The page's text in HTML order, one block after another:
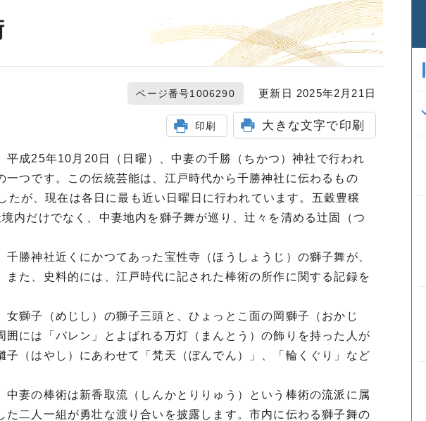
ページ番号1006290 更新日 2025年2月21日
印刷 大きな文字で印刷
成25年10月20日（日曜）、中妻の千勝（ちかつ）神社で行われ
つです。この伝統芸能は、江戸時代から千勝神社に伝わるもの
が、現在は各日に最も近い日曜日に行われています。五穀豊穣
内だけでなく、中妻地内を獅子舞が巡り、辻々を清める辻固（つ
勝神社近くにかつてあった宝性寺（ほうしょうじ）の獅子舞が、
た、史料的には、江戸時代に記された棒術の所作に関する記録を
獅子（めじし）の獅子三頭と、ひょっとこ面の岡獅子（おかじ
には「バレン」とよばれる万灯（まんとう）の飾りを持った人が
（はやし）にあわせて「梵天（ぼんでん）」、「輪くぐり」など
妻の棒術は新香取流（しんかとりりゅう）という棒術の流派に属
二人一組が勇壮な渡り合いを披露します。市内に伝わる獅子舞の